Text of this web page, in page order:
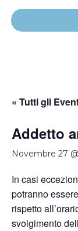
« Tutti gli
Addetto
Novembre 27
In casi
potranno
rispetto
svolgimento